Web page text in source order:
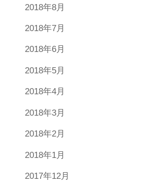
2018年8月
2018年7月
2018年6月
2018年5月
2018年4月
2018年3月
2018年2月
2018年1月
2017年12月